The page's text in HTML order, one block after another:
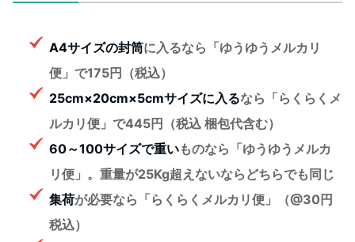
A4サイズの封筒に入るなら「ゆうゆうメルカリ
便」で175円（税込）
25cm×20cm×5cmサイズに入るなら「らくらくメ
ルカリ便」で445円（税込 梱包代含む）
60～100サイズで重いものなら「ゆうゆうメルカ
リ便」。重量が25Kg超えないならどちらでも同じ
集荷が必要なら「らくらくメルカリ便」（@30円
税込）